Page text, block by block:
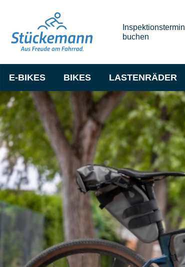
Inspektionstermin
buchen
E-BIKES BIKES LASTENRÄDER